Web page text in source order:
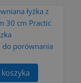
do porównania